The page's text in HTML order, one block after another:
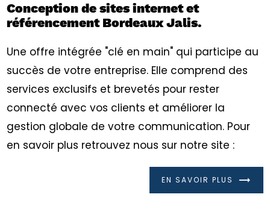
Conception de sites internet et
référencement Bordeaux Jalis.
Une offre intégrée "clé en main" qui participe au
succès de votre entreprise. Elle comprend des
services exclusifs et brevetés pour rester
connecté avec vos clients et améliorer la
gestion globale de votre communication. Pour
en savoir plus retrouvez nous sur notre site :
EN SAVOIR PLUS